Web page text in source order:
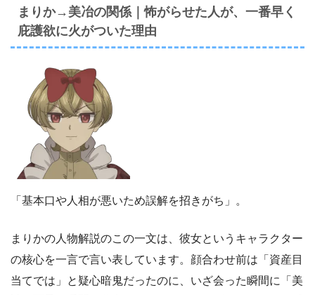
まりか→美冶の関係｜怖がらせた人が、一番早く
庇護欲に火がついた理由
「基本口や人相が悪いため誤解を招きがち」。
まりかの人物解説のこの一文は、彼女というキャラクター
の核心を一言で言い表しています。顔合わせ前は「資産目
当てでは」と疑心暗鬼だったのに、いざ会った瞬間に「美